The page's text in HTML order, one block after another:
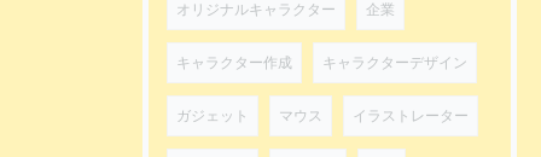
オリジナルキャラクター 企業
キャラクター作成 キャラクターデザイン
ガジェット マウス イラストレーター